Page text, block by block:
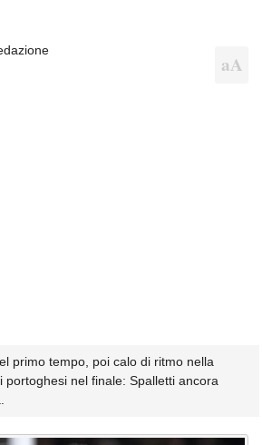
primo tempo, poi calo di ritmo nella
portoghesi nel finale: Spalletti ancora